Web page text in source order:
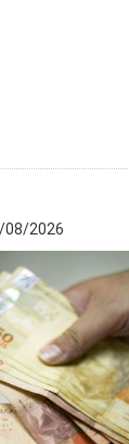
08/2026